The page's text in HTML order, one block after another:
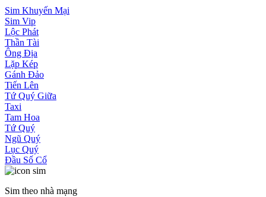
Sim Khuyến Mại
Sim Vip
Lộc Phát
Thần Tài
Ông Địa
Lặp Kép
Gánh Đảo
Tiến Lên
Tứ Quý Giữa
Taxi
Tam Hoa
Tứ Quý
Ngũ Quý
Lục Quý
Đầu Số Cổ
Sim theo nhà mạng